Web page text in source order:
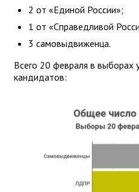
2 от «Единой России»;
1 от «Справедливой
3 самовыдвиженца.
Всего 20 февраля в выборах
кандидатов: